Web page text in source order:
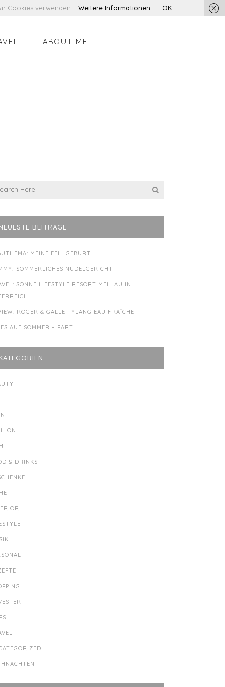
ABOUT ME
BEITRÄGE
MEINE FEHLGEBURT
SOMMERLICHES NUDELGERICHT
SONNE LIFESTYLE RESORT MELLAU IN
ROGER & GALLET YLANG EAU FRAÎCHE
AUF SOMMER – PART I
& DRINKS
Cookies verwenden. Weitere Informationen OK